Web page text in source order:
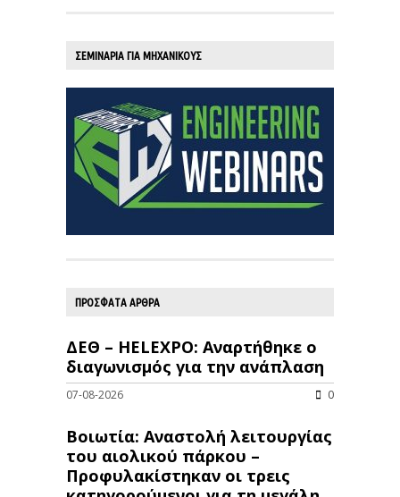
ΣΕΜΙΝΑΡΙΑ ΓΙΑ ΜΗΧΑΝΙΚΟΥΣ
ΠΡΟΣΦΑΤΑ ΑΡΘΡΑ
ΔΕΘ – HELEXPO: Αναρτήθηκε ο
διαγωνισμός για την ανάπλαση
07-08-2026 0
Βοιωτία: Αναστολή λειτουργίας
του αιολικού πάρκου –
Προφυλακίστηκαν οι τρεις